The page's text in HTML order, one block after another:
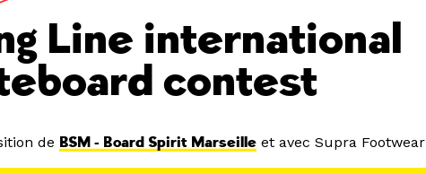
Line international
contest
de BSM - Board Spirit Marseille et avec Supra Footwear